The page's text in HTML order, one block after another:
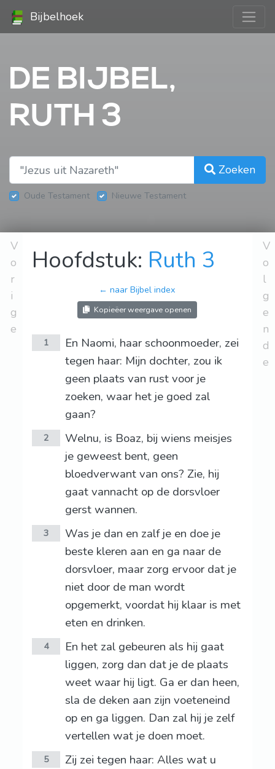
Bijbelhoek
DE BIJBEL,
RUTH 3
Zoeken
Oude Testament Nieuwe Testament
V
o
r
i
g
e
Hoofdstuk: Ruth 3
← naar Bijbel index
Kopieëer weergave openen
1
En Naomi, haar schoonmoeder, zei
tegen haar: Mijn dochter, zou ik
geen plaats van rust voor je
zoeken, waar het je goed zal
gaan?
2
Welnu, is Boaz, bij wiens meisjes
je geweest bent, geen
bloedverwant van ons? Zie, hij
gaat vannacht op de dorsvloer
gerst wannen.
3
Was je dan en zalf je en doe je
beste kleren aan en ga naar de
dorsvloer, maar zorg ervoor dat je
niet door de man wordt
opgemerkt, voordat hij klaar is met
eten en drinken.
4
En het zal gebeuren als hij gaat
liggen, zorg dan dat je de plaats
weet waar hij ligt. Ga er dan heen,
sla de deken aan zijn voeteneind
op en ga liggen. Dan zal hij je zelf
vertellen wat je doen moet.
5
Zij zei tegen haar: Alles wat u
V
o
l
g
e
n
d
e